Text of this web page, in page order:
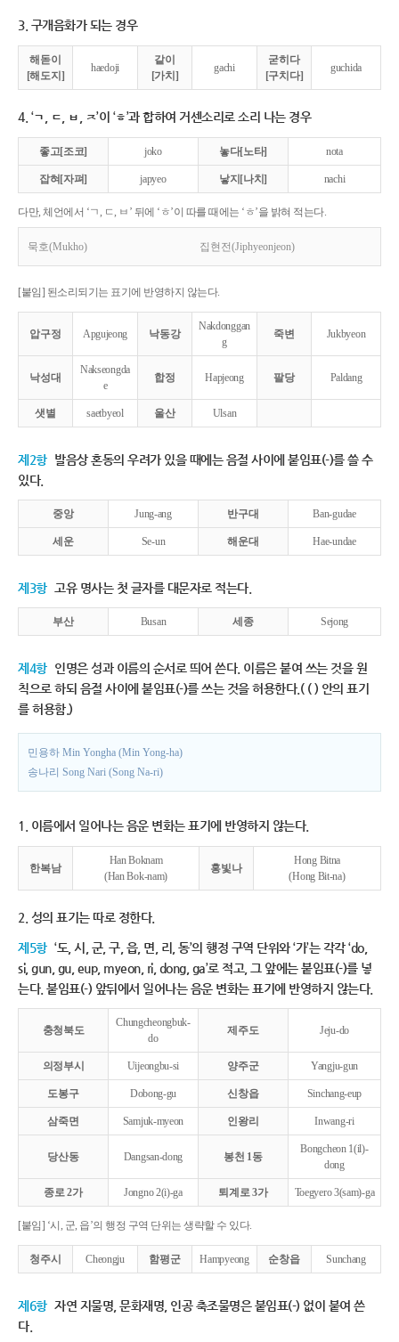
3. 구개음화가 되는 경우
해돋이
[해도지]
haedoji
같이
[가치]
gachi
굳히다
[구치다]
guchida
4. ‘ㄱ, ㄷ, ㅂ, ㅈ’이 ‘ㅎ’과 합하여 거센소리로 소리 나는 경우
좋고[조코] joko 놓다[노타] nota
잡혀[자펴] japyeo 낳지[나치] nachi
다만, 체언에서 ‘ㄱ, ㄷ, ㅂ’ 뒤에 ‘ㅎ’이 따를 때에는 ‘ㅎ’을 밝혀 적는다.
묵호(Mukho) 집현전(Jiphyeonjeon)
[붙임] 된소리되기는 표기에 반영하지 않는다.
압구정 Apgujeong 낙동강
Nakdonggan
g
죽변 Jukbyeon
낙성대
Nakseongda
e
합정 Hapjeong 팔당 Paldang
샛별 saetbyeol 울산 Ulsan
제2항 발음상 혼동의 우려가 있을 때에는 음절 사이에 붙임표(-)를 쓸 수
있다.
중앙 Jung-ang 반구대 Ban-gudae
세운 Se-un 해운대 Hae-undae
제3항 고유 명사는 첫 글자를 대문자로 적는다.
부산 Busan 세종 Sejong
제4항 인명은 성과 이름의 순서로 띄어 쓴다. 이름은 붙여 쓰는 것을 원
칙으로 하되 음절 사이에 붙임표(-)를 쓰는 것을 허용한다.( ( ) 안의 표기
를 허용함.)
민용하 Min Yongha (Min Yong-ha)
송나리 Song Nari (Song Na-ri)
1. 이름에서 일어나는 음운 변화는 표기에 반영하지 않는다.
한복남
Han Boknam
(Han Bok-nam)
홍빛나
Hong Bitna
(Hong Bit-na)
2. 성의 표기는 따로 정한다.
제5항 ‘도, 시, 군, 구, 읍, 면, 리, 동’의 행정 구역 단위와 ‘가’는 각각 ‘do,
si, gun, gu, eup, myeon, ri, dong, ga’로 적고, 그 앞에는 붙임표(-)를 넣
는다. 붙임표(-) 앞뒤에서 일어나는 음운 변화는 표기에 반영하지 않는다.
충청북도
Chungcheongbuk-
do
제주도 Jeju-do
의정부시 Uijeongbu-si 양주군 Yangju-gun
도봉구 Dobong-gu 신창읍 Sinchang-eup
삼죽면 Samjuk-myeon 인왕리 Inwang-ri
당산동 Dangsan-dong 봉천 1동
Bongcheon 1(il)-
dong
종로 2가 Jongno 2(i)-ga 퇴계로 3가 Toegyero 3(sam)-ga
[붙임] ‘시, 군, 읍’의 행정 구역 단위는 생략할 수 있다.
청주시 Cheongju 함평군 Hampyeong 순창읍 Sunchang
제6항 자연 지물명, 문화재명, 인공 축조물명은 붙임표(-) 없이 붙여 쓴
다.